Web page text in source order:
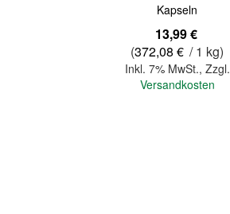
Kapseln
13,99 €
(372,08 € / 1 kg)
Inkl. 7% MwSt., Zzgl.
Versandkosten